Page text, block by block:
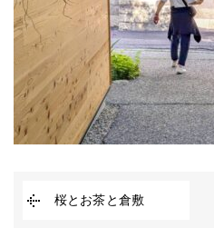
桜とお茶と倉敷